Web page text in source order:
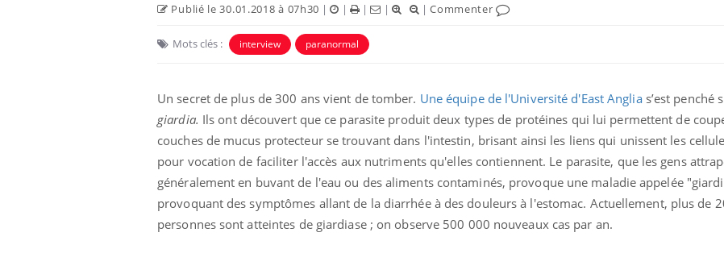
Publié le 30.01.2018 à 07h30 | | | | |Commenter
Mots clés : interview paranormal
Un secret de plus de 300 ans vient de tomber. Une équipe de l'Université d'East Anglias’est penché
giardia. Ils ont découvert que ce parasite produit deux types de protéines qui lui permettent de
couches de mucus protecteur se trouvant dans l'intestin, brisant ainsi les liens qui unissent les
pour vocation de faciliter l'accès aux nutriments qu'elles contiennent. Le parasite, que les gens
généralement en buvant de l'eau ou des aliments contaminés, provoque une maladie appelée
provoquant des symptômes allant de la diarrhée à des douleurs à l'estomac. Actuellement, plus de
personnes sont atteintes de giardiase ; on observe 500 000 nouveaux cas par an.